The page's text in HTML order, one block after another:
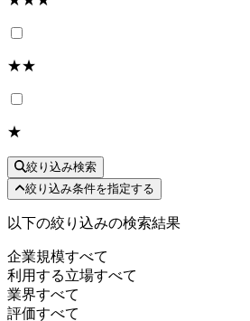
★★
★
絞り込み検索
絞り込み条件を指定する
以下の絞り込みの検索結果
企業規模すべて
利用する立場すべて
業界すべて
評価すべて